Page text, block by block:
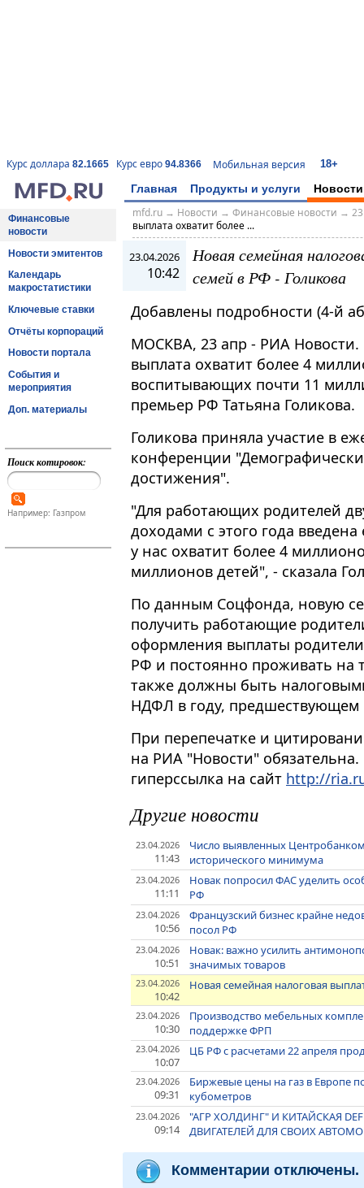
Курс доллара 82.1665 Курс евро 94.8366 Мобильная версия 18+
Главная Продукты и услуги Новости
Финансовые
новости
Новости эмитентов
Календарь
макростатистики
Ключевые ставки
Отчёты корпораций
Новости портала
События и
мероприятия
Доп. материалы
Поиск котировок:
Например: Газпром
mfd.ru→ Новости → Финансовые новости →
выплата охватит более ...
23.04.2026
10:42
Новая семейная
семей в РФ - Голикова
Добавлены подробности (4-й
МОСКВА, 23 апр - РИА Новости.
выплата охватит более 4
воспитывающих почти 11
премьер РФ Татьяна Голикова.
Голикова приняла участие в
конференции
достижения"​​​.
"Для работающих родителей
доходами с этого года
у нас охватит более 4
миллионов детей", - сказала
По данным Соцфонда, новую
получить работающие
оформления выплаты
РФ и постоянно проживать на
также должны быть
НДФЛ в году,
При перепечатке и
на РИА "Новости"
гиперссылка на сайт http://
Другие новости
23.04.2026
11:43
Число выявленных
исторического минимума
23.04.2026
11:11
Новак попросил ФАС уделить
РФ
23.04.2026
10:56
Французский бизнес крайне
посол РФ
23.04.2026
10:51
Новак: важно усилить
значимых товаров
23.04.2026
10:42
Новая семейная налоговая
23.04.2026
10:30
Производство мебельных
поддержке ФРП
23.04.2026
10:07
ЦБ РФ с расчетами 22 апреля
23.04.2026
09:31
Биржевые цены на газ в Европе
кубометров
23.04.2026
09:14
"АГР ХОЛДИНГ" И КИТАЙСКАЯ
ДВИГАТЕЛЕЙ ДЛЯ СВОИХ
Комментарии отключены.